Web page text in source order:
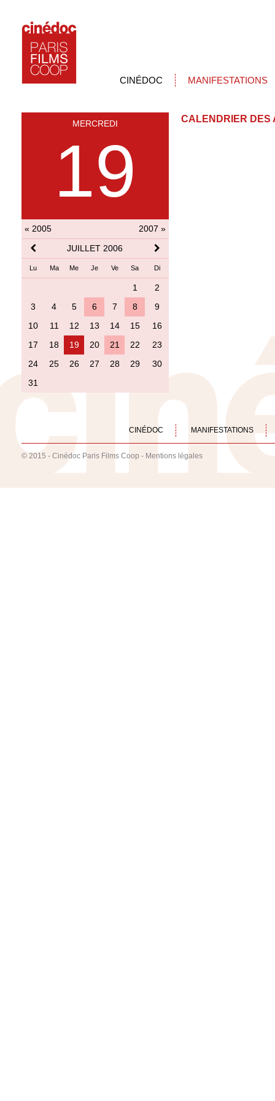
CINÉDOC MANIFESTATIONS
MERCREDI
19
« 2005
2007 »
JUILLET 2006
Lu Ma Me Je Ve Sa Di
1
2
3
4 5 6 7 8
9
10
11 12 13 14 15
16
17
18 19 20 21 22
23
24
25 26 27 28 29
30
31
CALENDRIER DES
CINÉDOC MANIFESTATIONS
© 2015 - Cinédoc Paris Films Coop - Mentions légales